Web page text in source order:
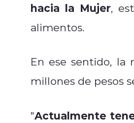
hacia la Mujer,
alimentos.
En ese sentido, la
millones de pesos
"Actualmente